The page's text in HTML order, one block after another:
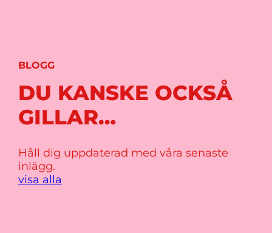
BLOGG
DU KANSKE OCKSÅ
GILLAR…
Håll dig uppdaterad med våra senaste
inlägg.
visa alla